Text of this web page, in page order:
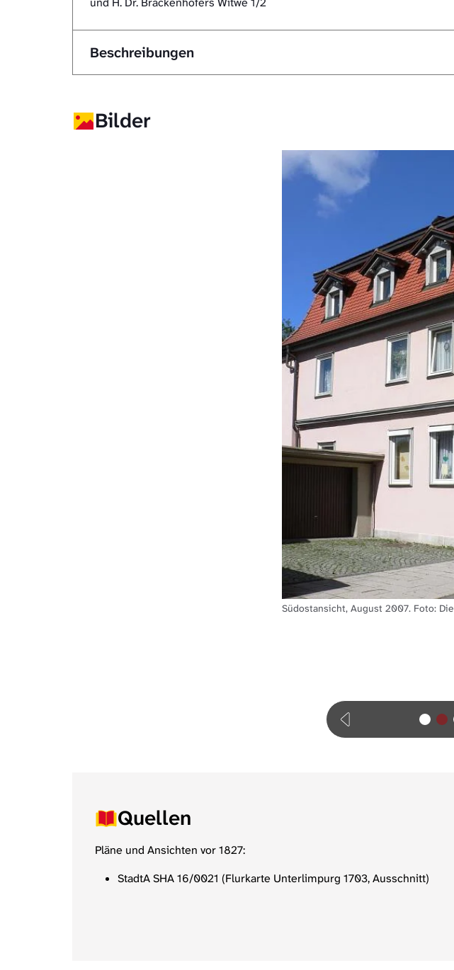
Beschreibungen
Bilder
Südostansicht, August 2007. Foto:
Quellen
Pläne und Ansichten vor 1827:
StadtA SHA 16/0021 (Flurkarte Unterlimpurg 1703, Ausschnitt)